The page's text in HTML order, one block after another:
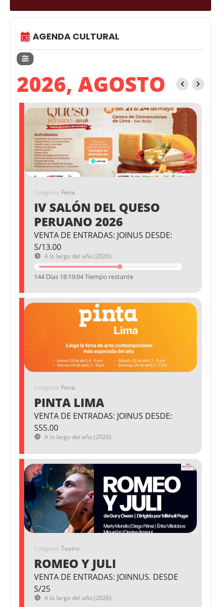
AGENDA CULTURAL
2026, AGOSTO
Categoría Feria
IV SALÓN DEL QUESO
PERUANO 2026
VENTA DE ENTRADAS: JOINUS DESDE:
S/13.00
A lo largo del año (2026)
144 Días 18:19:04 Tiempo restante
Categoría Feria
PINTA LIMA
VENTA DE ENTRADAS: JOINUS DESDE:
S55.00
A lo largo del año (2026)
Categoría Teatro
ROMEO Y JULI
VENTA DE ENTRADAS: JOINNUS. DESDE
S/25
A lo largo del año (2026)